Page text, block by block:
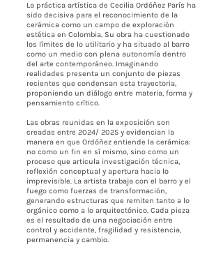
La práctica artística de Cecilia Ordóñez París ha
sido decisiva para el reconocimiento de la
cerámica como un campo de exploración
estética en Colombia. Su obra ha cuestionado
los límites de lo utilitario y ha situado al barro
como un medio con plena autonomía dentro
del arte contemporáneo. Imaginando
realidades presenta un conjunto de piezas
recientes que condensan esta trayectoria,
proponiendo un diálogo entre materia, forma y
pensamiento crítico.
Las obras reunidas en la exposición son
creadas entre 2024/ 2025 y evidencian la
manera en que Ordóñez entiende la cerámica:
no como un fin en sí mismo, sino como un
proceso que articula investigación técnica,
reflexión conceptual y apertura hacia lo
imprevisible. La artista trabaja con el barro y el
fuego como fuerzas de transformación,
generando estructuras que remiten tanto a lo
orgánico como a lo arquitectónico. Cada pieza
es el resultado de una negociación entre
control y accidente, fragilidad y resistencia,
permanencia y cambio.